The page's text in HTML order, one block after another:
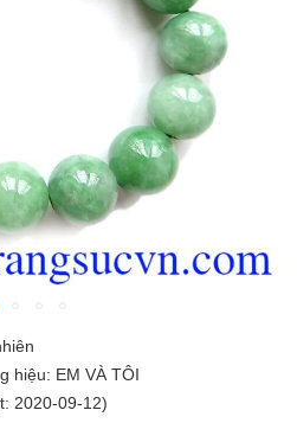
hiệu: EM VÀ TÔI
2020-09-12)